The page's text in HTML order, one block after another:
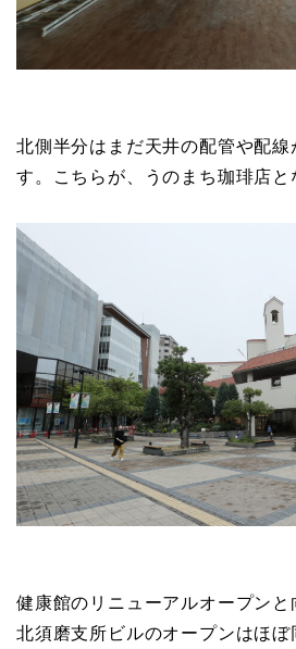
北側半分はまだ天井の配管や配
す。こちらが、うのまち珈琲店と
健康館のリニューアルオープンと
北須磨支所ビルのオープンはほ